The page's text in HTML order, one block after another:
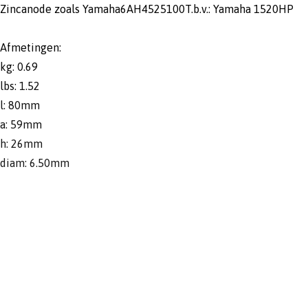
Zincanode zoals Yamaha6AH4525100T.b.v.: Yamaha 1520HP
Afmetingen:
kg: 0.69
lbs: 1.52
l: 80mm
a: 59mm
h: 26mm
diam: 6.50mm